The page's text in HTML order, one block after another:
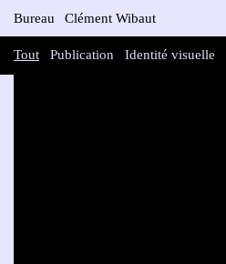
Bureau Clément Wibaut
Tout Publication Identité visuelle